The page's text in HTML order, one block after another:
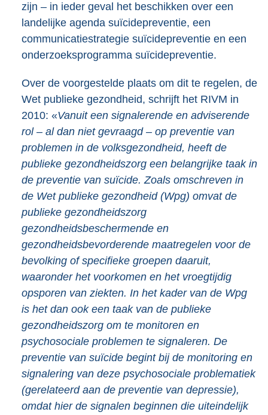
zijn – in ieder geval het beschikken over een
landelijke agenda suïcidepreventie, een
communicatiestrategie suïcidepreventie en een
onderzoeksprogramma suïcidepreventie.
Over de voorgestelde plaats om dit te regelen, de
Wet publieke gezondheid, schrijft het RIVM in
2010: «Vanuit een signalerende en adviserende
rol – al dan niet gevraagd – op preventie van
problemen in de volksgezondheid, heeft de
publieke gezondheidszorg een belangrijke taak in
de preventie van suïcide. Zoals omschreven in
de Wet publieke gezondheid (Wpg) omvat de
publieke gezondheidszorg
gezondheidsbeschermende en
gezondheidsbevorderende maatregelen voor de
bevolking of specifieke groepen daaruit,
waaronder het voorkomen en het vroegtijdig
opsporen van ziekten. In het kader van de Wpg
is het dan ook een taak van de publieke
gezondheidszorg om te monitoren en
psychosociale problemen te signaleren. De
preventie van suïcide begint bij de monitoring en
signalering van deze psychosociale problematiek
(gerelateerd aan de preventie van depressie),
omdat hier de signalen beginnen die uiteindelijk